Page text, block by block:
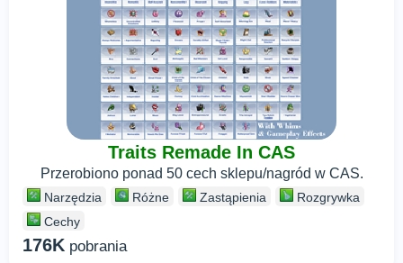
Traits Remade In CAS
Przerobiono ponad 50 cech sklepu/nagród w CAS.
Narzędzia Różne Zastąpienia
Rozgrywka
Cechy
176K pobrania